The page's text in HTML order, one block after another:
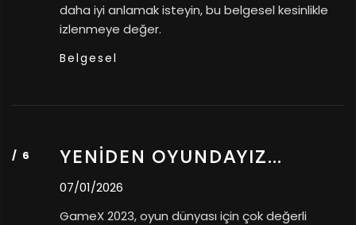
daha iyi anlamak isteyin, bu belgesel kesinlikle
izlenmeye değer.
Belgesel
YENİDEN OYUNDAYIZ…
07/01/2026
GameX 2023, oyun dünyası için çok değerli